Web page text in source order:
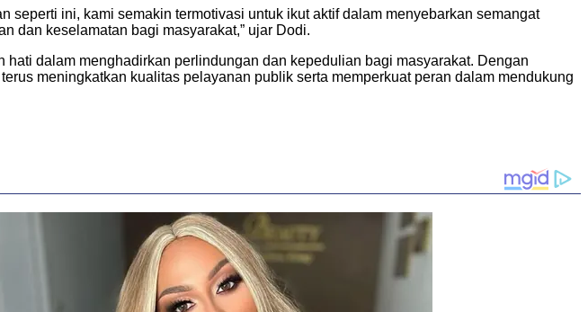
ini, kami semakin termotivasi untuk ikut aktif dalam menyebarkan semangat
dan keselamatan bagi masyarakat,” ujar Dodi.
dalam menghadirkan perlindungan dan kepedulian bagi masyarakat. Dengan
meningkatkan kualitas pelayanan publik serta memperkuat peran dalam mendukung